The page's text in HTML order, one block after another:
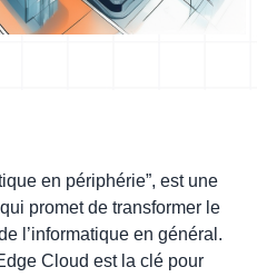
en périphérie”, est une
promet de transformer le
l’informatique en général.
Cloud est la clé pour